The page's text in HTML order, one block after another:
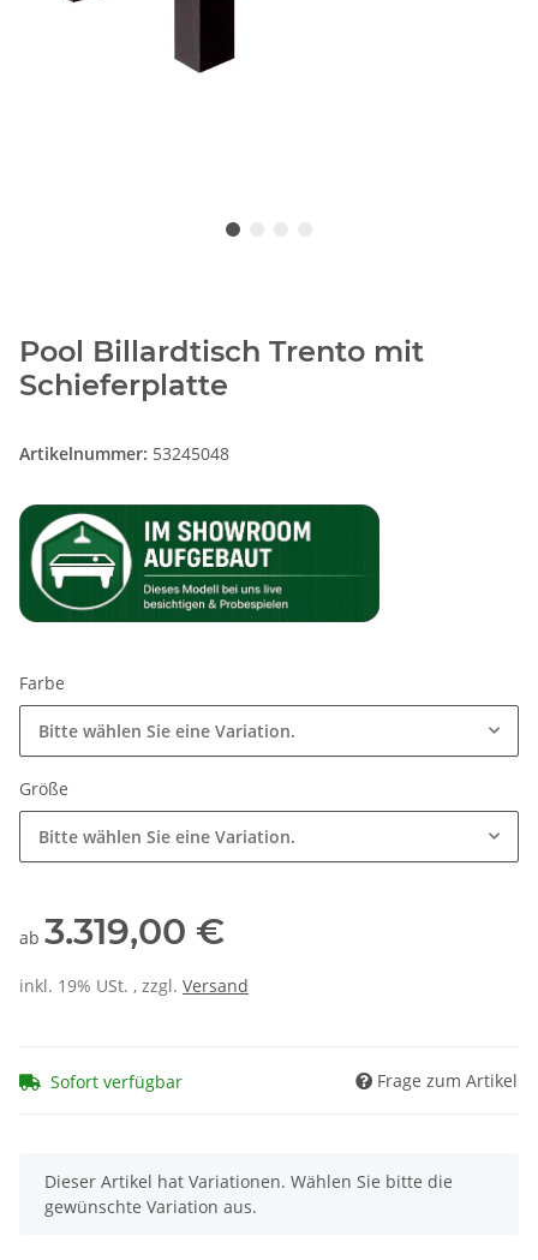
Pool Billardtisch Trento mit
Schieferplatte
Artikelnummer: 53245048
Farbe
Bitte wählen Sie eine Variation.
Größe
Bitte wählen Sie eine Variation.
ab 3.319,00 €
inkl. 19% USt. , zzgl. Versand
Sofort verfügbar Frage zum Artikel
x
Dieser Artikel hat Variationen. Wählen Sie bitte die
gewünschte Variation aus.